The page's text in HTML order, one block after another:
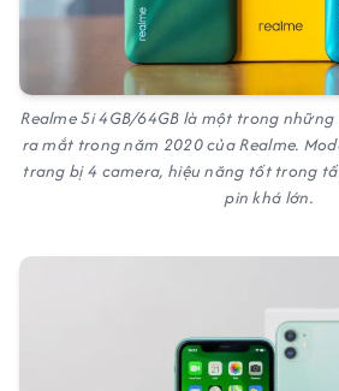
Realme 5i 4GB/64GB là một trong
ra mắt trong năm 2020 của Realme.
trang bị 4 camera, hiệu năng tốt trong
pin khá lớn.